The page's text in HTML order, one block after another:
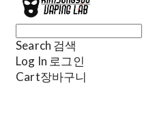
Search 검색
Log In 로그인
Cart장바구니